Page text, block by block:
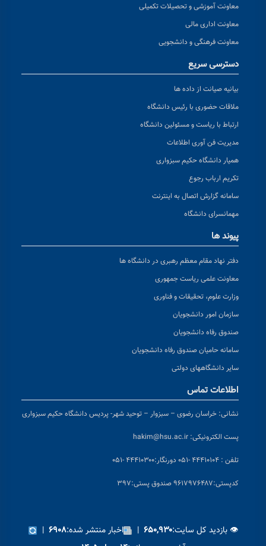
معاونت آموزشی و تحصیلات تکمیلی
معاونت اداری مالی
معاونت فرهنگی و دانشجویی
دسترسی سریع
بیانیه صیانت از داده ها
ملاقات حضوری با رئیس دانشگاه
ارتباط با ریاست و مسئولین دانشگاه
مدیریت فن آوری اطلاعات
همیار دانشگاه حکیم سبزواری
تکریم ارباب رجوع
سامانه گزارش اتصال به اینترنت
مهمانسرای دانشگاه
پیوند ها
دفتر نهاد مقام معظم رهبری در دانشگاه ها
معاونت علمی ریاست جمهوری
وزارت علوم، تحقیقات و فناوری
سازمان امور دانشجویان
صندوق رفاه دانشجویان
سامانه حامیان صندوق رفاه دانشجویان
سایر دانشگاههای دولتی
اطلاعات تماس
نشانی: خراسان رضوی – سبزوار – توحید شهر- پردیس دانشگاه حکیم سبزواری
پست الکترونیکی: hakim@hsu.ac.ir
تلفن : ۴۴۴۱۰۱۰۴ -۰۵۱ دورنگار:۴۴۴۱۰۳۰۰ -۰۵۱
کدپستی:۹۶۱۷۹۷۶۴۸۷ صندوق پستی:۳۹۷
👁 بازدید کل سایت:۶۵۰,۹۳۰ | اخبار منتشر شده:۶۹۰۸ |